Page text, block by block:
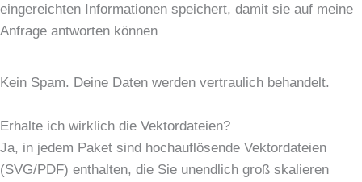
eingereichten Informationen speichert, damit sie auf meine
Anfrage antworten können
Kein Spam. Deine Daten werden vertraulich behandelt.
Erhalte ich wirklich die Vektordateien?
Ja, in jedem Paket sind hochauflösende Vektordateien
(SVG/PDF) enthalten, die Sie unendlich groß skalieren